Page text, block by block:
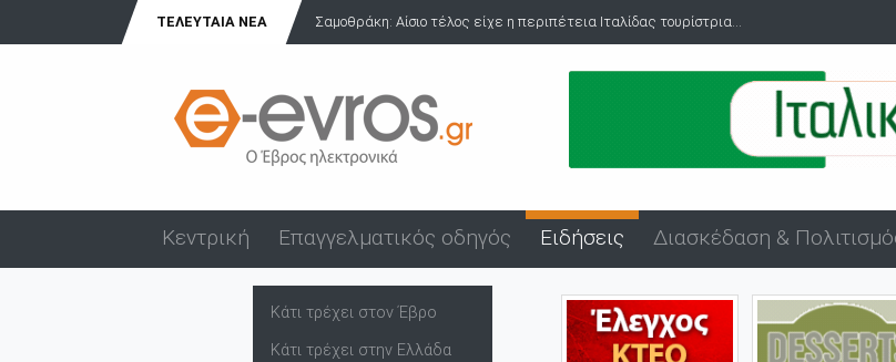
ΤΕΛΕΥΤΑΊΑ ΝΈΑ
Σαμοθράκη: Αίσιο τέλος είχε η περιπέτεια Ιταλίδας τουρίστρια... Πανήγυρη Αγίου Εύπλου στο λιμάνι της
Κεντρική Επαγγελματικός οδηγός Ειδήσεις Διασκέδαση &
Κάτι τρέχει στον Έβρο
Κάτι τρέχει στην Ελλάδα